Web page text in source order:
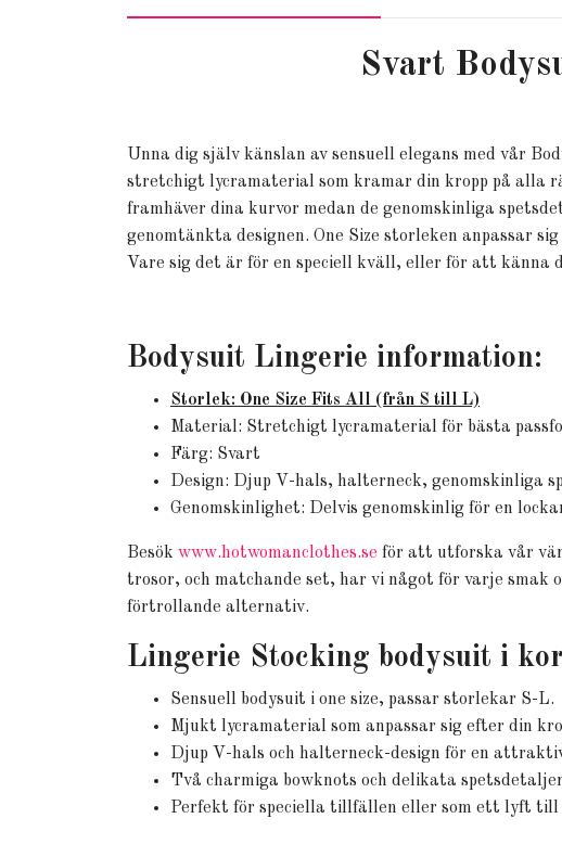
Svart
Unna dig själv känslan av sensuell elegans med vår
stretchigt lycramaterial som kramar din kropp på alla
framhäver dina kurvor medan de genomskinliga
genomtänkta designen. One Size storleken anpassar
Vare sig det är för en speciell kväll, eller för att känna
Bodysuit Lingerie information:
Storlek: One Size Fits All (från S till L)
Material: Stretchigt lycramaterial för bästa
Färg: Svart
Design: Djup V-hals, halterneck, genomskinliga
Genomskinlighet: Delvis genomskinlig för en
Besök www.hotwomanclothes.se för att utforska vår
trosor, och matchande set, har vi något för varje
förtrollande alternativ.
Lingerie Stocking bodysuit i
Sensuell bodysuit i one size, passar storlekar S-L.
Mjukt lycramaterial som anpassar sig efter din
Djup V-hals och halterneck-design för en
Två charmiga bowknots och delikata
Perfekt för speciella tillfällen eller som ett lyft